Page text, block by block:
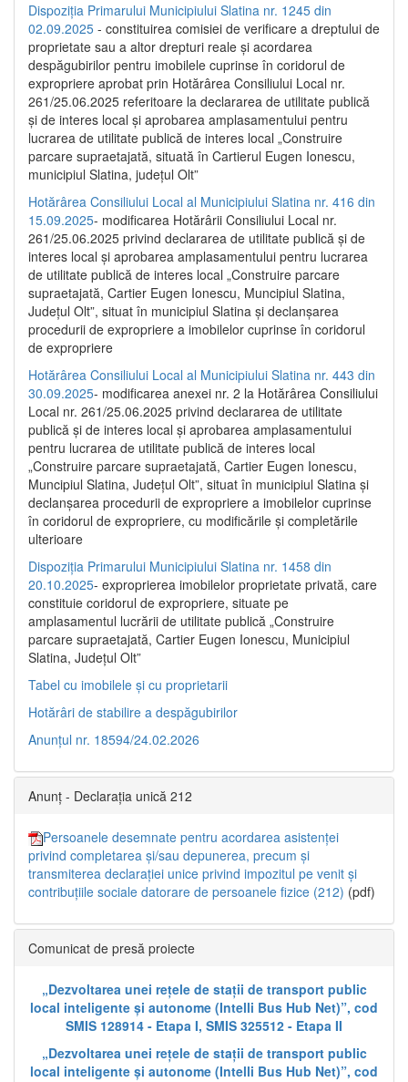
Dispoziția Primarului Municipiului Slatina nr. 1245 din
02.09.2025 - constituirea comisiei de verificare a dreptului de
proprietate sau a altor drepturi reale și acordarea
despăgubirilor pentru imobilele cuprinse în coridorul de
expropriere aprobat prin Hotărârea Consiliului Local nr.
261/25.06.2025 referitoare la declararea de utilitate publică
și de interes local și aprobarea amplasamentului pentru
lucrarea de utilitate publică de interes local „Construire
parcare supraetajată, situată în Cartierul Eugen Ionescu,
municipiul Slatina, județul Olt”
Hotărârea Consiliului Local al Municipiului Slatina nr. 416 din
15.09.2025- modificarea Hotărârii Consiliului Local nr.
261/25.06.2025 privind declararea de utilitate publică și de
interes local și aprobarea amplasamentului pentru lucrarea
de utilitate publică de interes local „Construire parcare
supraetajată, Cartier Eugen Ionescu, Muncipiul Slatina,
Județul Olt”, situat în municipiul Slatina și declanșarea
procedurii de expropriere a imobilelor cuprinse în coridorul
de expropriere
Hotărârea Consiliului Local al Municipiului Slatina nr. 443 din
30.09.2025- modificarea anexei nr. 2 la Hotărârea Consiliului
Local nr. 261/25.06.2025 privind declararea de utilitate
publică şi de interes local şi aprobarea amplasamentului
pentru lucrarea de utilitate publică de interes local
„Construire parcare supraetajată, Cartier Eugen Ionescu,
Muncipiul Slatina, Judeţul Olt”, situat în municipiul Slatina şi
declanşarea procedurii de expropriere a imobilelor cuprinse
în coridorul de expropriere, cu modificările şi completările
ulterioare
Dispoziția Primarului Municipiului Slatina nr. 1458 din
20.10.2025- exproprierea imobilelor proprietate privată, care
constituie coridorul de expropriere, situate pe
amplasamentul lucrării de utilitate publică „Construire
parcare supraetajată, Cartier Eugen Ionescu, Municipiul
Slatina, Județul Olt”
Tabel cu imobilele și cu proprietarii
Hotărâri de stabilire a despăgubirilor
Anunțul nr. 18594/24.02.2026
Anunț - Declarația unică 212
Persoanele desemnate pentru acordarea asistenței
privind completarea și/sau depunerea, precum și
transmiterea declarației unice privind impozitul pe venit și
contribuțiile sociale datorare de persoanele fizice (212) (pdf)
Comunicat de presă proiecte
„Dezvoltarea unei rețele de stații de transport public
local inteligente și autonome (Intelli Bus Hub Net)”, cod
SMIS 128914 - Etapa I, SMIS 325512 - Etapa II
„Dezvoltarea unei rețele de stații de transport public
local inteligente și autonome (Intelli Bus Hub Net)”, cod